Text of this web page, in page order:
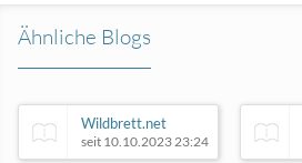
Ähnliche Blogs
Wildbrett.net
seit 10.10.2023 23:24